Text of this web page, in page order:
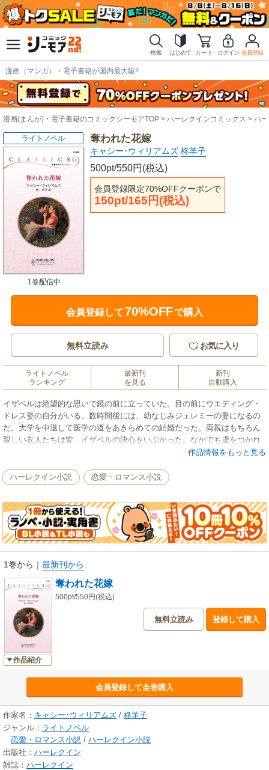
検索 はじめて カート ログイン 会員登録
漫画（マンガ）・電子書籍が国内最大級!!
漫画(まんが)・電子書籍のコミックシーモアTOP ハーレクインコミックス ハ
奪われた花嫁
キャシー･ウィリアムズ 柊羊子
500pt/550円(税込)
会員登録限定70%OFFクーポンで
150pt/165円(税込)
ライトノベル
1巻配信中
会員登録して70%OFFで購入
無料立読み お気に入り
ライトノベル
ランキング
最新刊
を見る
新刊
自動購入
イザベルは絶望的な思いで鏡の前に立っていた。目の前にウエディング・
ドレス姿の自分がいる。数時間後には、幼なじみジェレミーの妻になるの
だ。大学を中退して医学の道をあきらめての結婚だった。両親はもちろん
親しい友人たちは皆、イザベルの決心をいぶかった。なかでも虚をつかれ
傷ついたのはロレンツォだ。豹のような魅力をもつ、ハイスクールの時か
るという彼女の言葉をいまだに疑っている。その疑いは的を射ていた。本
当はジェレミーを愛してなどいない。彼と結婚する理由は永遠に胸に秘め
て、新しい一歩を踏み出すのだ。
作品情報をもっと見る
ハーレクイン小説 恋愛・ロマンス小説
1巻から ｜ 最新刊から
作品紹介
奪われた花嫁
500pt/550円(税込)
無料立読み 登録して購入
会員登録して全巻購入
作家名： キャシー･ウィリアムズ / 柊羊子
ジャンル： ライトノベル
恋愛・ロマンス小説 / ハーレクイン小説
出版社： ハーレクイン
雑誌： ハーレクイン